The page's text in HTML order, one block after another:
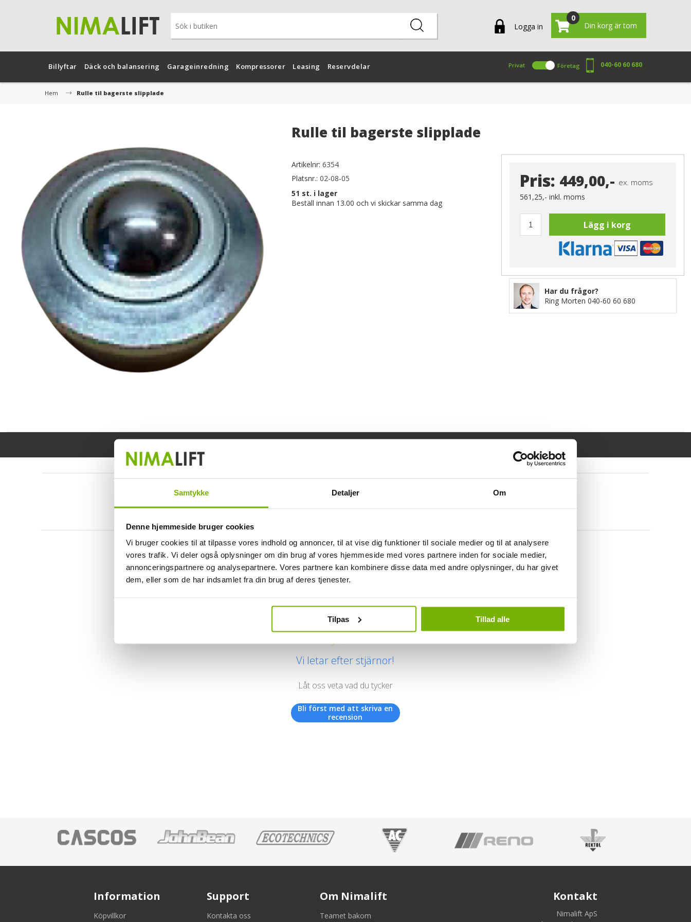
Samtykke Detaljer Om
Denne hjemmeside bruger cookies
Vi bruger cookies til at tilpasse vores indhold og annoncer, til at vise dig funktioner til sociale medier og til at analysere
vores trafik. Vi deler også oplysninger om din brug af vores hjemmeside med vores partnere inden for sociale medier,
annonceringspartnere og analysepartnere. Vores partnere kan kombinere disse data med andre oplysninger, du har givet
dem, eller som de har indsamlet fra din brug af deres tjenester.
Tilpas Tillad alle
Logga in
0
Din korg är tom
Billyftar Däck och balansering Garageinredning Kompressorer Leasing Reservdelar Privat Företag 040-60 60 680
Hem Rulle til bagerste slipplade
Rulle til bagerste slipplade
Artikelnr: 6354
Platsnr.: 02-08-05
51 st. i lager
Beställ innan 13.00 och vi skickar samma dag
Pris: 449,00,- ex. moms
561,25,- inkl. moms
Lägg i korg
Har du frågor?
Ring Morten 040-60 60 680
Kundrecensioner
Vi letar efter stjärnor!
Låt oss veta vad du tycker
Bli först med att skriva en
recension
Information
Köpvillkor
Support
Kontakta oss
Om Nimalift
Teamet bakom
Kontakt
Nimalift ApS